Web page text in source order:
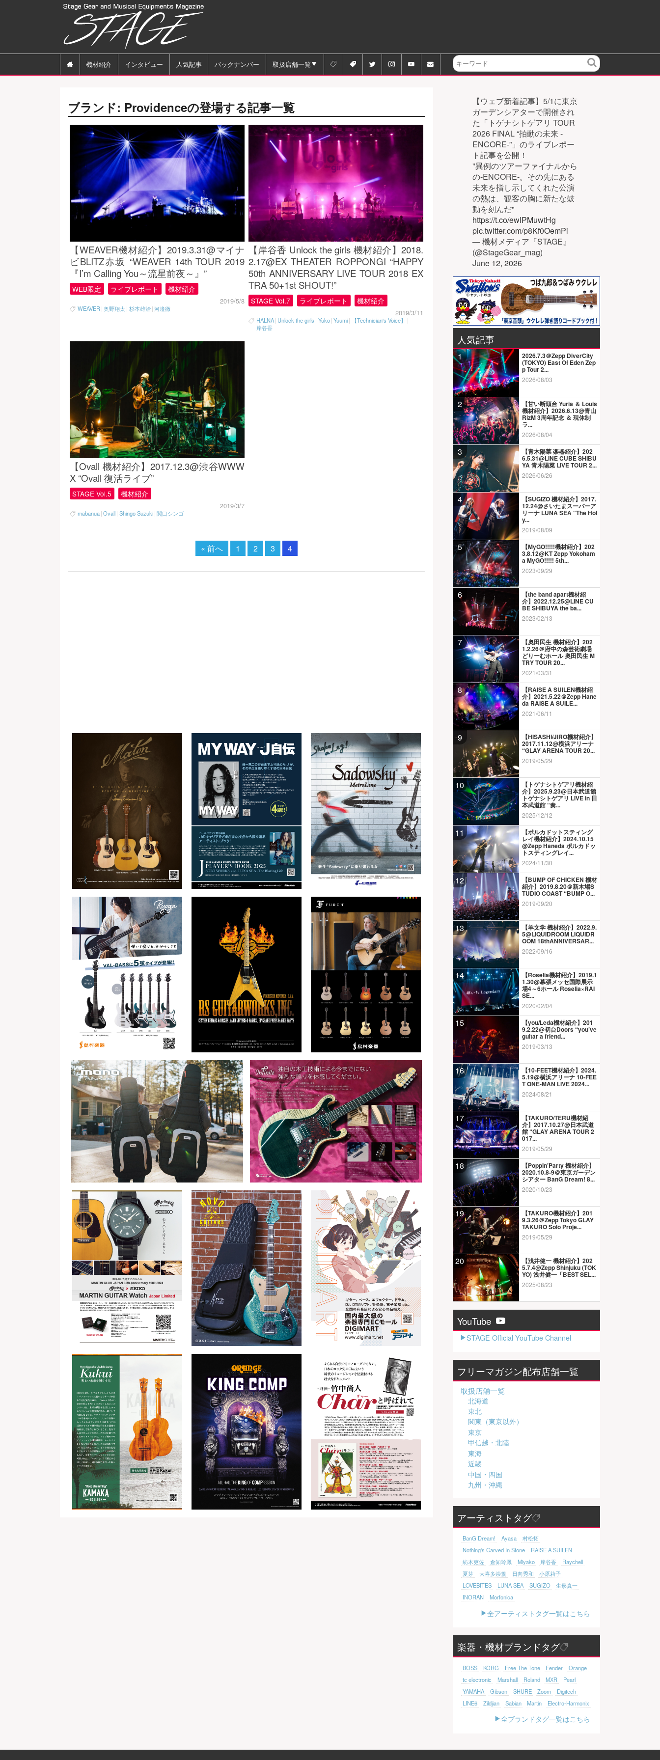
 機材紹介 インタビュー 人気記事 バックナンバー 取扱店舗一覧      
検
ブランド: Providenceの登場する記事一覧
【WEAVER機材紹介】2019.3.31@マイナ
ビBLITZ赤坂 “WEAVER 14th TOUR 2019
『I’m Calling You～流星前夜～』”
WEB限定 ライブレポート 機材紹介
2019/5/8
WEAVER |奥野翔太| 杉本雄治 |河邉徹
【岸谷香 Unlock the girls 機材紹介】2018.
2.17@EX THEATER ROPPONGI “HAPPY
50th ANNIVERSARY LIVE TOUR 2018 EX
TRA 50+1st SHOUT!”
STAGE Vol.7 ライブレポート 機材紹介
2019/3/11
HALNA | Unlock the girls | Yuko |Yuumi| 【Technician's Voice】
|
岸谷香
【Ovall 機材紹介】2017.12.3@渋谷WWW
X “Ovall 復活ライブ”
STAGE Vol.5 機材紹介
2019/3/7
mabanua |Ovall| Shingo Suzuki |関口シンゴ
« 前へ 1 2 3 4
【ウェブ新着記事】5/1に東京
ガーデンシアターで開催され
た「トゲナシトゲアリ TOUR
2026 FINAL “拍動の未来 -
ENCORE-”」のライブレポー
ト記事を公開！
"異例のツアーファイナルから
の-ENCORE-。その先にある
未来を指し示してくれた公演
の熱は、観客の胸に新たな鼓
動を刻んだ"
https://t.co/ewlPMuwtHg
pic.twitter.com/p8Kf0OemPi
— 機材メディア『STAGE』
(@StageGear_mag)
June 12, 2026
人気記事
1 2026.7.3＠Zepp DiverCity
(TOKYO) East Of Eden Zep
p Tour 2...
2026/08/03
2 【甘い断頭台 Yuria ＆ Louis
機材紹介】2026.6.13@青山
RizM 3周年記念 ＆ 現体制
ラ...
2026/08/04
3 【青木陽菜 楽器紹介】202
6.5.31@LINE CUBE SHIBU
YA 青木陽菜 LIVE TOUR 2...
2026/06/26
4 【SUGIZO 機材紹介】2017.
12.24@さいたまスーパーア
リーナ LUNA SEA “The Hol
y...
2019/08/09
5 【MyGO!!!!!機材紹介】202
3.8.12@KT Zepp Yokoham
a MyGO!!!!! 5th...
2023/09/29
6 【the band apart機材紹
介】2022.12.25@LINE CU
BE SHIBUYA the ba...
2023/02/13
7 【奥田民生 機材紹介】202
1.2.26＠府中の森芸術劇場
どりーむホール 奥田民生 M
TRY TOUR 20...
2021/03/31
8 【RAISE A SUILEN機材紹
介】2021.5.22＠Zepp Hane
da RAISE A SUILE...
2021/06/11
9 【HISASHI/JIRO機材紹介】
2017.11.12@横浜アリーナ
“GLAY ARENA TOUR 20...
2019/05/29
10 【トゲナシトゲアリ機材紹
介】2025.9.23@日本武道館
トゲナシトゲアリ LIVE in 日
本武道館 “奏...
2025/12/12
11 【ポルカドットスティング
レイ機材紹介】2024.10.15
@Zepp Haneda ポルカドッ
トスティングレイ...
2024/11/30
12 【BUMP OF CHICKEN 機材
紹介】2019.8.20＠新木場S
TUDIO COAST “BUMP O...
2019/09/20
13 【羊文学 機材紹介】2022.9.
5@LIQUIDROOM LIQUIDR
OOM 18thANNIVERSAR...
2022/09/16
14 【Roselia機材紹介】2019.1
1.30@幕張メッセ国際展示
場4～6ホール Roselia×RAI
SE...
2020/02/04
15 【you/Leda機材紹介】201
9.2.22@初台Doors “you’ve
guitar a friend...
2019/03/13
16 【10-FEET機材紹介】2024.
5.19@横浜アリーナ 10-FEE
T ONE-MAN LIVE 2024...
2024/08/21
17 【TAKURO/TERU機材紹
介】2017.10.27@日本武道
館 “GLAY ARENA TOUR 2
017...
2019/05/29
18 【Poppin’Party 機材紹介】
2020.10.8-9＠東京ガーデン
シアター BanG Dream! 8...
2020/10/23
19 【TAKURO機材紹介】201
9.3.26＠Zepp Tokyo GLAY
TAKURO Solo Proje...
2019/05/29
20 【浅井健一 機材紹介】202
5.7.4@Zepp Shinjuku (TOK
YO) 浅井健一「BEST SEL...
2025/08/23
YouTube
STAGE Official YouTube Channel
フリーマガジン配布店舗一覧
取扱店舗一覧
北海道
東北
関東（東京以外）
東京
甲信越・北陸
東海
近畿
中国・四国
九州・沖縄
アーティストタグ
BanG Dream! Ayasa
村松拓
Nothing's Carved In Stone
RAISE A SUILEN
紡木吏佐
倉知玲鳳 Miyako 岸谷香
Raychell
夏芽
大喜多崇規 日向秀和
小原莉子
LOVEBITES
LUNA SEA SUGIZO
生形真一
INORAN
Morfonica
全アーティストタグ一覧はこちら
楽器・機材ブランドタグ
BOSS KORG Free The Tone Fender
Orange
tc electronic
Marshall Roland MXR
Pearl
YAMAHA
Gibson SHURE Zoom
Digitech
LINE6
Zildjian Sabian Martin Electro-Harmonix
全ブランドタグ一覧はこちら